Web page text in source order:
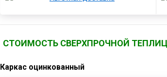
СТОИМОСТЬ СВЕРХПРОЧНОЙ
Каркас оцинкованный